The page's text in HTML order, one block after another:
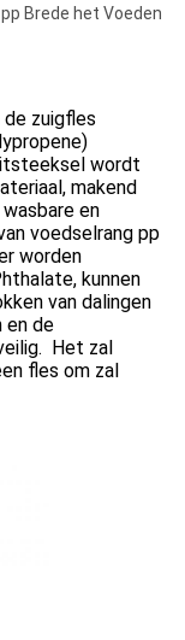
Brede het Voeden
de zuigfles
wordt
makend
en
voedselrang pp
worden
kunnen
van dalingen
en de
Het zal
fles om zal